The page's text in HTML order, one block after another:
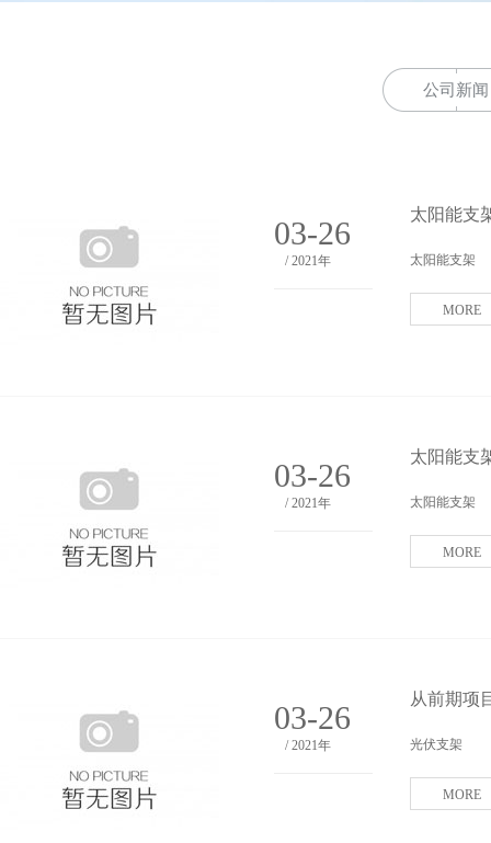
公司新闻
03-26
/ 2021年
太阳能支
太阳能支架
MORE
03-26
/ 2021年
太阳能支
太阳能支架
MORE
03-26
/ 2021年
从前期项
光伏支架
MORE